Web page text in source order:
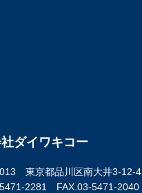
ダイワキコー
東京都品川区南大井3-12-4
2281 FAX.03-5471-2040